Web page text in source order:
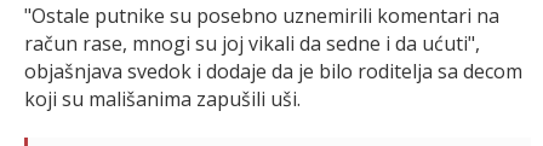
"Ostale putnike su posebno uznemirili komentari na
račun rase, mnogi su joj vikali da sedne i da ućuti",
objašnjava svedok i dodaje da je bilo roditelja sa decom
koji su mališanima zapušili uši.